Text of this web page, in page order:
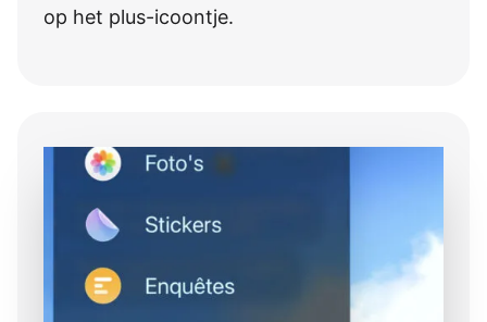
op het plus-icoontje.